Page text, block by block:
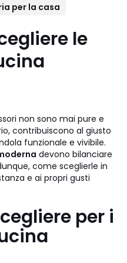
per la casa
le
non sono mai pure e
contribuiscono al giusto
funzionale e vivibile.
devono bilanciare
come sceglierle in
e ai propri gusti
per i